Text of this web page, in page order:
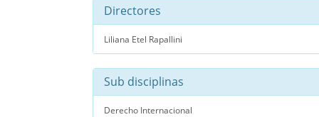
Directores
Liliana Etel Rapallini
Sub disciplinas
Derecho Internacional